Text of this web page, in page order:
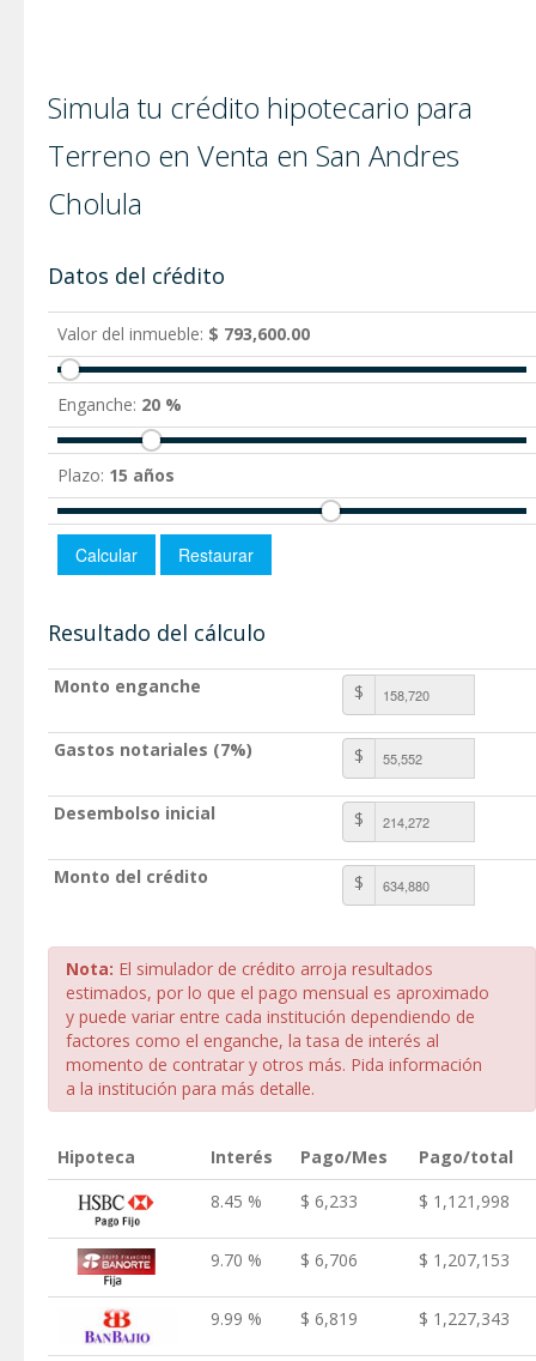
Simula tu crédito hipotecario para
Terreno en Venta en San Andres
Cholula
Datos del cŕédito
Valor del inmueble: $ 793,600.00
Enganche: 20 %
Plazo: 15 años
Resultado del cálculo
Monto enganche $
Gastos notariales (7%) $
Desembolso inicial $
Monto del crédito $
Nota: El simulador de crédito arroja resultados
estimados, por lo que el pago mensual es aproximado
y puede variar entre cada institución dependiendo de
factores como el enganche, la tasa de interés al
momento de contratar y otros más. Pida información
a la institución para más detalle.
Hipoteca Interés Pago/Mes
Pago/total
8.45 %
$ 6,233 $ 1,121,998
9.70 % $ 6,706 $ 1,207,153
9.99 % $ 6,819 $ 1,227,343